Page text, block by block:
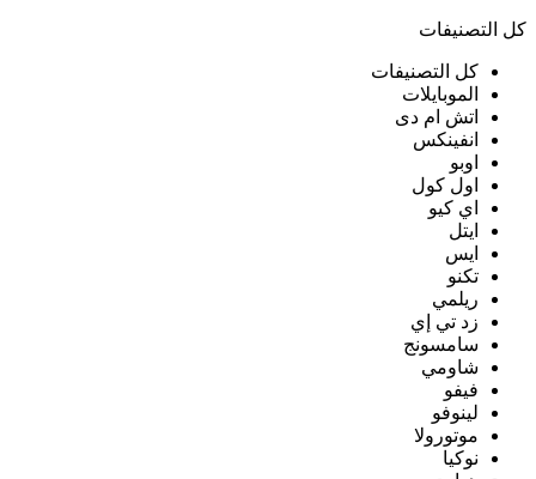
كل التصنيفات
كل التصنيفات
الموبايلات
اتش ام دى
انفينكس
اوبو
اول كول
اي كيو
ايتل
ايس
تكنو
ريلمي
زد تي إي
سامسونج
شاومي
فيفو
لينوفو
موتورولا
نوكيا